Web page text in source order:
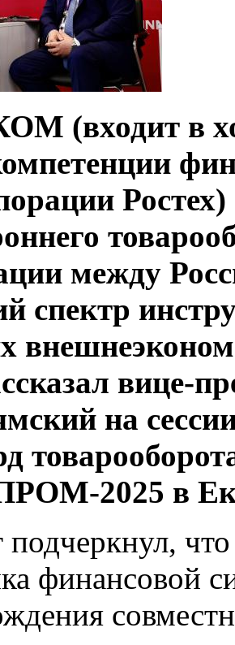
(входит в
между
спектр
вице-
на
2025 в
подчеркнул,
финансовой